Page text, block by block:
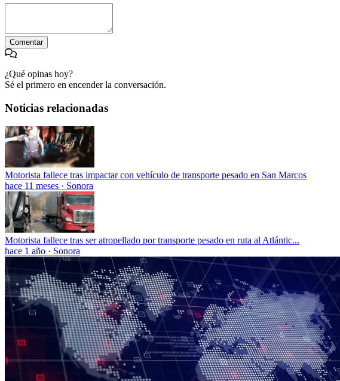
Comentar
¿Qué opinas hoy?
Sé el primero en encender la conversación.
Noticias relacionadas
Motorista fallece tras impactar con vehículo de transporte pesado en San Marcos
hace 11 meses · Sonora
Motorista fallece tras ser atropellado por transporte pesado en ruta al Atlántic...
hace 1 año · Sonora